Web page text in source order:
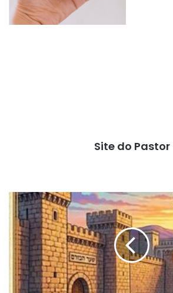
Site do Pastor
Um
homem
como
eu
fugiria?
(Neemias
6)